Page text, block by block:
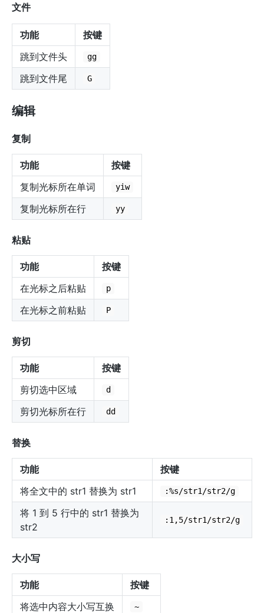
文件
功能
按键
跳到文件头
gg
跳到文件尾 G
编辑
复制
功能
按键
复制光标所在单词
yiw
复制光标所在行 yy
粘贴
功能
按键
在光标之后粘贴
p
在光标之前粘贴 P
剪切
功能
按键
剪切选中区域
d
剪切光标所在行 dd
替换
功能
按键
将全文中的 str1 替换为 str1
:%s/str1/str2/g
将 1 到 5 行中的 str1 替换为
str2
:1,5/str1/str2/g
大小写
功能
按键
将选中内容大小写互换
~